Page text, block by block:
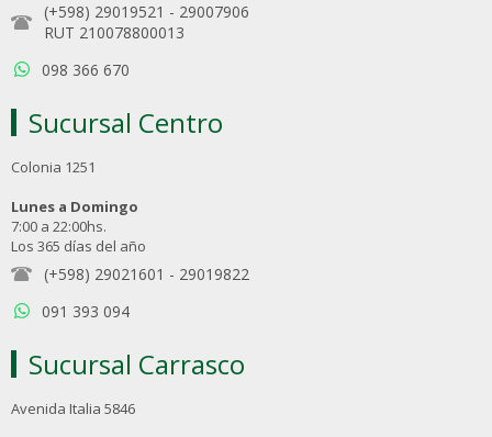
(+598) 29019521 - 29007906
RUT 210078800013
098 366 670
Sucursal Centro
Colonia 1251
Lunes a Domingo
7:00 a 22:00hs.
Los 365 días del año
(+598) 29021601 - 29019822
091 393 094
Sucursal Carrasco
Avenida Italia 5846